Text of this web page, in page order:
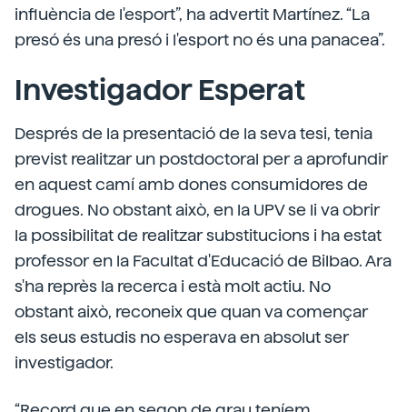
influència de l'esport”, ha advertit Martínez. “La
presó és una presó i l'esport no és una panacea”.
Investigador Esperat
Després de la presentació de la seva tesi, tenia
previst realitzar un postdoctoral per a aprofundir
en aquest camí amb dones consumidores de
drogues. No obstant això, en la UPV se li va obrir
la possibilitat de realitzar substitucions i ha estat
professor en la Facultat d'Educació de Bilbao. Ara
s'ha reprès la recerca i està molt actiu. No
obstant això, reconeix que quan va començar
els seus estudis no esperava en absolut ser
investigador.